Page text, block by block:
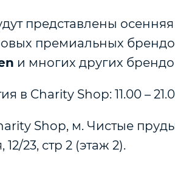
представлены
премиальных
и многих других
в Charity Shop: 11.00 –
Shop, м. Чистые
23, стр 2 (этаж 2).